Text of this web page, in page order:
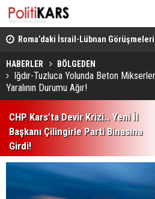
Roma’daki İsrail-Lübnan
Erdi
HABERLER BÖLGEDEN
Iğdır-Tuzluca Yolunda Beton
Yaralının Durumu Ağır!
CHP Kars’ta Devir Krizi.. Yeni İl
Başkanı Çilingirle Parti Binasına
Girdi!